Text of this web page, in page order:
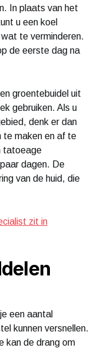
In plaats van het
u een koel
te verminderen.
de eerste dag na
groentebuidel uit
gebruiken. Als u
denk er dan
te maken en af te
tatoeage
dagen. De
van de huid, die
zit in
een aantal
kunnen versnellen.
kan de drang om